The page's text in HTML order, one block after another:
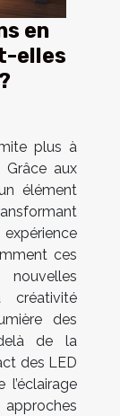
en
elles
plus à
aux
élément
ces
créativité
des
de la
des LED
l’éclairage